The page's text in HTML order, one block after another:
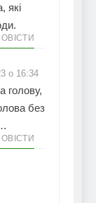
які
о 16:34
голову,
без